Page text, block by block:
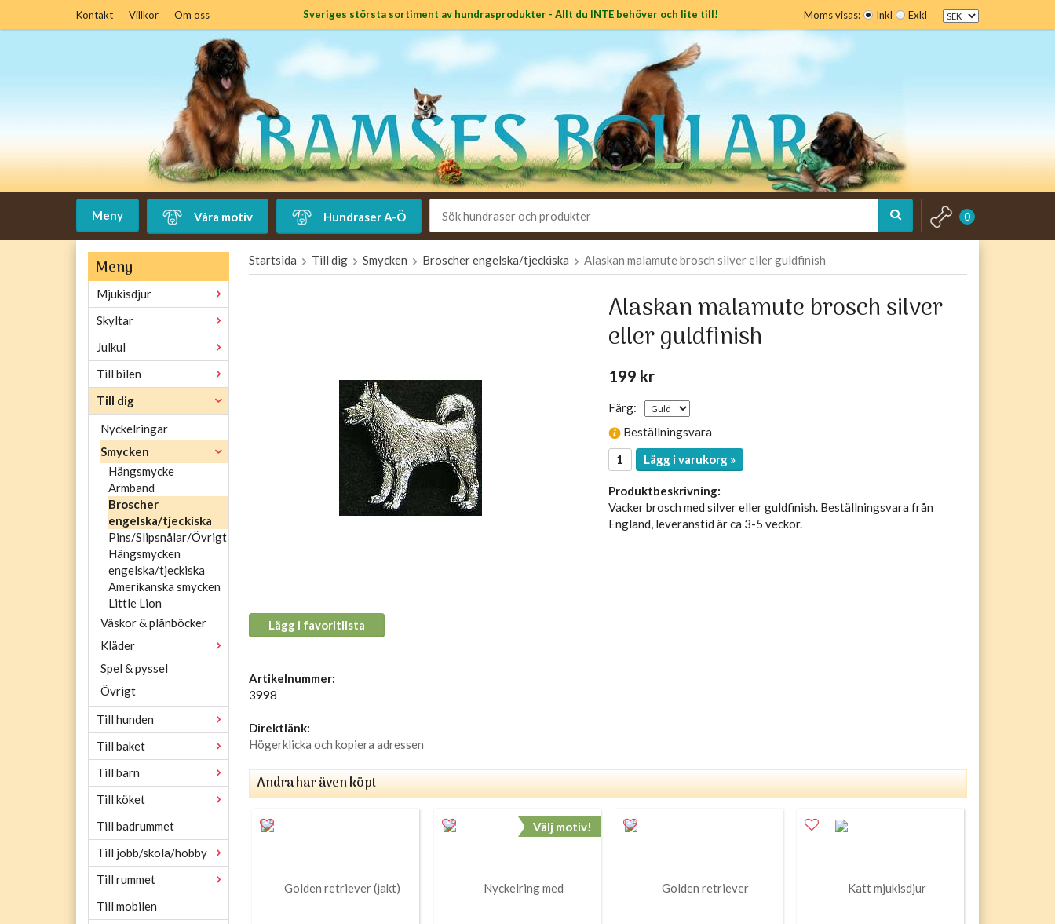
Kontakt Villkor Om oss Moms visas: Inkl Exkl
Sveriges största sortiment av hundrasprodukter - Allt du INTE behöver och lite till!
Meny Våra motiv Hundraser A-Ö 0
Meny
Mjukisdjur
Skyltar
Julkul
Till bilen
Till dig
Nyckelringar
Smycken
Hängsmycke
Armband
Broscher
engelska/tjeckiska
Pins/Slipsnålar/Övrigt
Hängsmycken
engelska/tjeckiska
Amerikanska smycken
Little Lion
Väskor & plånböcker
Kläder
Spel & pyssel
Övrigt
Till hunden
Till baket
Till barn
Till köket
Till badrummet
Till jobb/skola/hobby
Till rummet
Till mobilen
Startsida Till dig Smycken Broscher engelska/tjeckiska Alaskan malamute brosch silver eller guldfinish
Alaskan malamute brosch silver
eller guldfinish
199 kr
Färg:
Beställningsvara
Lägg i varukorg »
Produktbeskrivning:
Vacker brosch med silver eller guldfinish. Beställningsvara från
England, leveranstid är ca 3-5 veckor.
Lägg i favoritlista
Artikelnummer:
3998
Direktlänk:
Högerklicka och kopiera adressen
Andra har även köpt
Välj motiv!